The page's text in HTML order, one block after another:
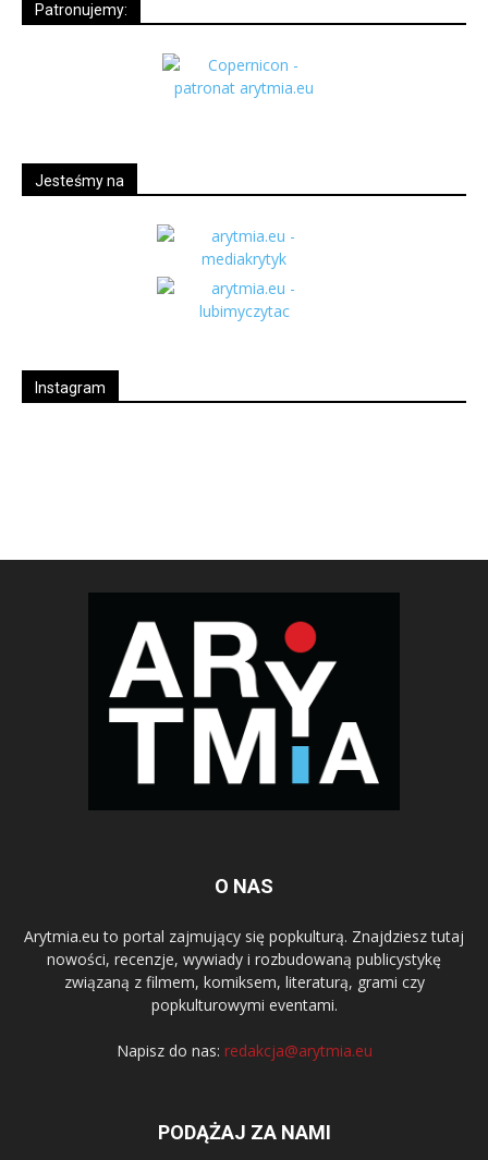
Patronujemy:
Jesteśmy na
Instagram
O NAS
Arytmia.eu to portal zajmujący się popkulturą. Znajdziesz tutaj
nowości, recenzje, wywiady i rozbudowaną publicystykę
związaną z filmem, komiksem, literaturą, grami czy
popkulturowymi eventami.
Napisz do nas: redakcja@arytmia.eu
PODĄŻAJ ZA NAMI